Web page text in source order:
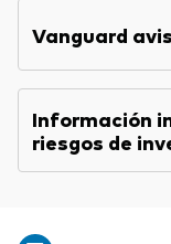
Vanguard
Información
riesgos de